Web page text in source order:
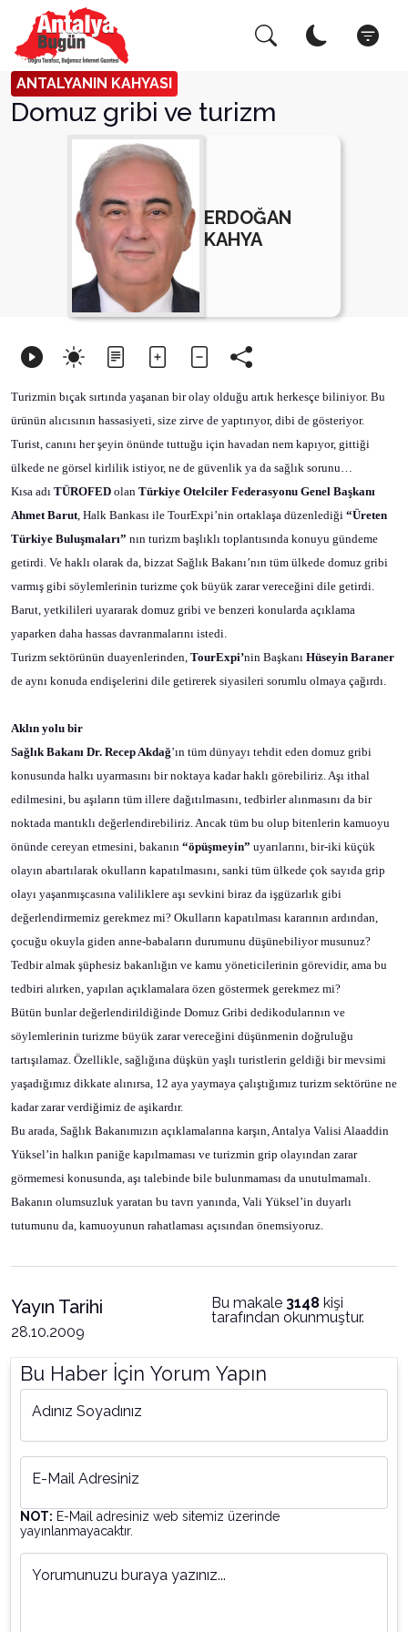
ANTALYANIN KAHYASI
Domuz gribi ve turizm
ERDOĞAN
KAHYA
Turizmin bıçak sırtında yaşanan bir olay olduğu artık herkesçe biliniyor. Bu
ürünün alıcısının hassasiyeti, size zirve de yaptırıyor, dibi de gösteriyor.
Turist, canını her şeyin önünde tuttuğu için havadan nem kapıyor, gittiği
ülkede ne görsel kirlilik istiyor, ne de güvenlik ya da sağlık sorunu…
Kısa adı TÜROFED olan Türkiye Otelciler Federasyonu Genel Başkanı
Ahmet Barut, Halk Bankası ile TourExpi’nin ortaklaşa düzenlediği “Üreten
Türkiye Buluşmaları” nın turizm başlıklı toplantısında konuyu gündeme
getirdi. Ve haklı olarak da, bizzat Sağlık Bakanı’nın tüm ülkede domuz gribi
varmış gibi söylemlerinin turizme çok büyük zarar vereceğini dile getirdi.
Barut, yetkilileri uyararak domuz gribi ve benzeri konularda açıklama
yaparken daha hassas davranmalarını istedi.
Turizm sektörünün duayenlerinden, TourExpi’nin Başkanı Hüseyin Baraner
de aynı konuda endişelerini dile getirerek siyasileri sorumlu olmaya çağırdı.
Aklın yolu bir
Sağlık Bakanı Dr. Recep Akdağ’ın tüm dünyayı tehdit eden domuz gribi
konusunda halkı uyarmasını bir noktaya kadar haklı görebiliriz. Aşı ithal
edilmesini, bu aşıların tüm illere dağıtılmasını, tedbirler alınmasını da bir
noktada mantıklı değerlendirebiliriz. Ancak tüm bu olup bitenlerin kamuoyu
önünde cereyan etmesini, bakanın “öpüşmeyin” uyarılarını, bir-iki küçük
olayın abartılarak okulların kapatılmasını, sanki tüm ülkede çok sayıda grip
olayı yaşanmışcasına valiliklere aşı sevkini biraz da işgüzarlık gibi
değerlendirmemiz gerekmez mi? Okulların kapatılması kararının ardından,
çocuğu okuyla giden anne-babaların durumunu düşünebiliyor musunuz?
Tedbir almak şüphesiz bakanlığın ve kamu yöneticilerinin görevidir, ama bu
tedbiri alırken, yapılan açıklamalara özen göstermek gerekmez mi?
Bütün bunlar değerlendirildiğinde Domuz Gribi dedikodularının ve
söylemlerinin turizme büyük zarar vereceğini düşünmenin doğruluğu
tartışılamaz. Özellikle, sağlığına düşkün yaşlı turistlerin geldiği bir mevsimi
yaşadığımız dikkate alınırsa, 12 aya yaymaya çalıştığımız turizm sektörüne ne
kadar zarar verdiğimiz de aşikardır.
Bu arada, Sağlık Bakanımızın açıklamalarına karşın, Antalya Valisi Alaaddin
Yüksel’in halkın paniğe kapılmaması ve turizmin grip olayından zarar
görmemesi konusunda, aşı talebinde bile bulunmaması da unutulmamalı.
Bakanın olumsuzluk yaratan bu tavrı yanında, Vali Yüksel’in duyarlı
tutumunu da, kamuoyunun rahatlaması açısından önemsiyoruz.
Yayın Tarihi
28.10.2009
Bu makale 3148 kişi
tarafından okunmuştur.
Bu Haber İçin Yorum Yapın
Adınız Soyadınız
E-Mail Adresiniz
NOT: E-Mail adresiniz web sitemiz üzerinde
yayınlanmayacaktır.
Yorumunuzu buraya yazınız...
Arama Yap! Kapat